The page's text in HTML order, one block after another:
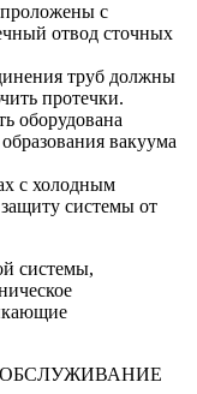
с
отвод сточных
труб должны
протечки.
оборудована
вакуума
с холодным
системы от
системы,